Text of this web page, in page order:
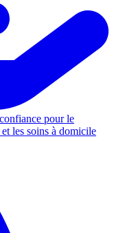
pour le
les soins à domicile